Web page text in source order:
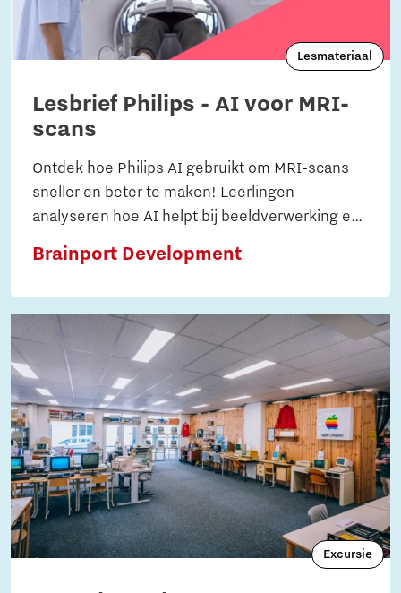
Lesmateriaal
Lesbrief Philips - AI voor MRI-
scans
Ontdek hoe Philips AI gebruikt om MRI-scans
sneller en beter te maken! Leerlingen
analyseren hoe AI helpt bij beeldverwerking en
diagnoses. Praktische opdrachten bieden
inzicht in techniek, natuurkunde en
Brainport Development
Excursie